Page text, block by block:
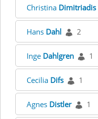
Christina Dimitriadis
Hans Dahl 2
Inge Dahlgren 1
Cecilia Difs 1
Agnes Distler 1